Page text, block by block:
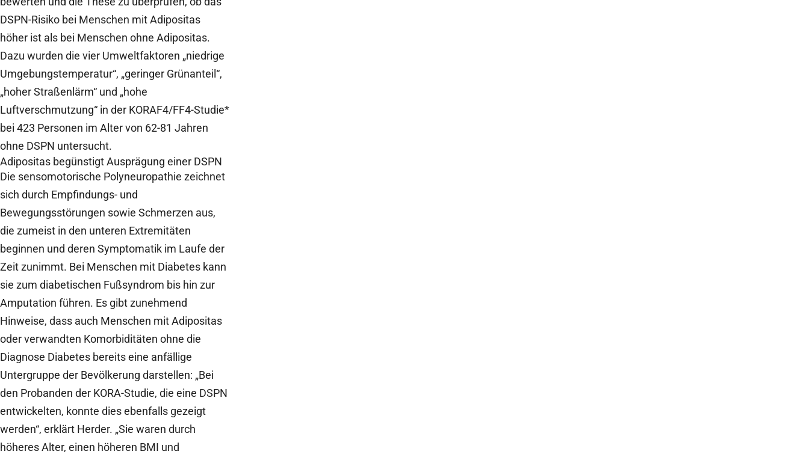
DSPN-Risiko bei Menschen mit Adipositas
höher ist als bei Menschen ohne Adipositas.
Dazu wurden die vier Umweltfaktoren „niedrige
Umgebungstemperatur“, „geringer Grünanteil“,
„hoher Straßenlärm“ und „hohe
Luftverschmutzung“ in der KORAF4/FF4-Studie*
bei 423 Personen im Alter von 62-81 Jahren
ohne DSPN untersucht.
Adipositas begünstigt Ausprägung einer DSPN
Die sensomotorische Polyneuropathie zeichnet
sich durch Empfindungs- und
Bewegungsstörungen sowie Schmerzen aus,
die zumeist in den unteren Extremitäten
beginnen und deren Symptomatik im Laufe der
Zeit zunimmt. Bei Menschen mit Diabetes kann
sie zum diabetischen Fußsyndrom bis hin zur
Amputation führen. Es gibt zunehmend
Hinweise, dass auch Menschen mit Adipositas
oder verwandten Komorbiditäten ohne die
Diagnose Diabetes bereits eine anfällige
Untergruppe der Bevölkerung darstellen: „Bei
den Probanden der KORA-Studie, die eine DSPN
entwickelten, konnte dies ebenfalls gezeigt
werden“, erklärt Herder. „Sie waren durch
höheres Alter, einen höheren BMI und